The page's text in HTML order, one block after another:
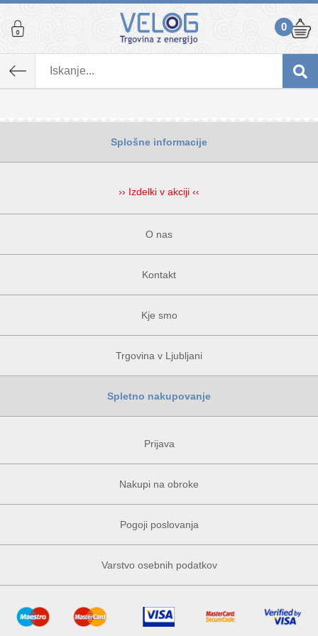
0
Splošne informacije
›› Izdelki v akciji ‹‹
O nas
Kontakt
Kje smo
Trgovina v Ljubljani
Spletno nakupovanje
Prijava
Nakupi na obroke
Pogoji poslovanja
Varstvo osebnih podatkov